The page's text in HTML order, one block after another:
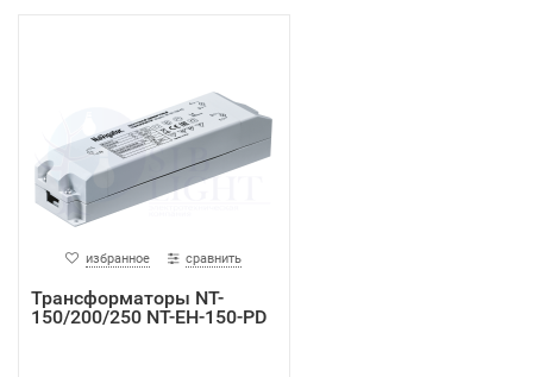
избранное сравнить
Трансформаторы NT-
150/200/250 NT-EH-150-PD